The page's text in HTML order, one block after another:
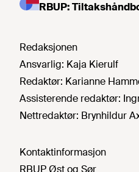
RBUP:
Redaksjonen
Ansvarlig: Kaja Kierulf
Redaktør: Karianne
Assisterende redaktør:
Nettredaktør: Brynhildur
Kontaktinformasjon
RBUP Øst og Sør